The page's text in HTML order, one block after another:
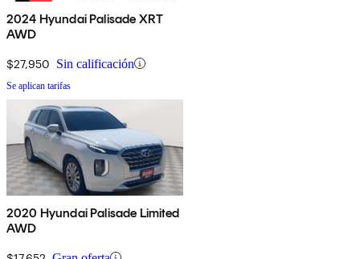
2024 Hyundai Palisade XRT
AWD
$27,950 Sin calificación
Se aplican tarifas
2020 Hyundai Palisade Limited
AWD